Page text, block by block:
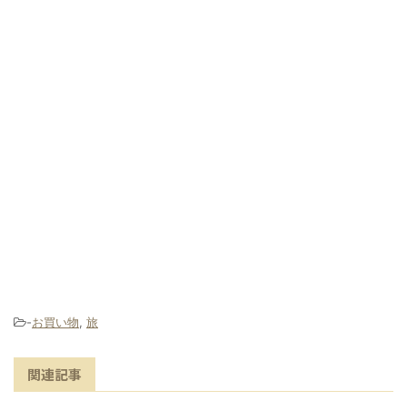
-お買い物, 旅
関連記事